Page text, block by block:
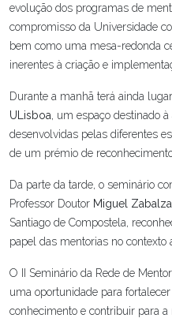
evolução dos programas de
compromisso da Universidade
bem como uma mesa-redonda
inerentes à criação e
Durante a manhã terá ainda
ULisboa, um espaço destinado
desenvolvidas pelas diferentes
de um prémio de
Da parte da tarde, o seminário
Professor Doutor Miguel
Santiago de Compostela,
papel das mentorias no contexto
O II Seminário da Rede de
uma oportunidade para
conhecimento e contribuir para